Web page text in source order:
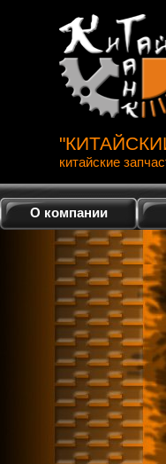
китайские
О компании